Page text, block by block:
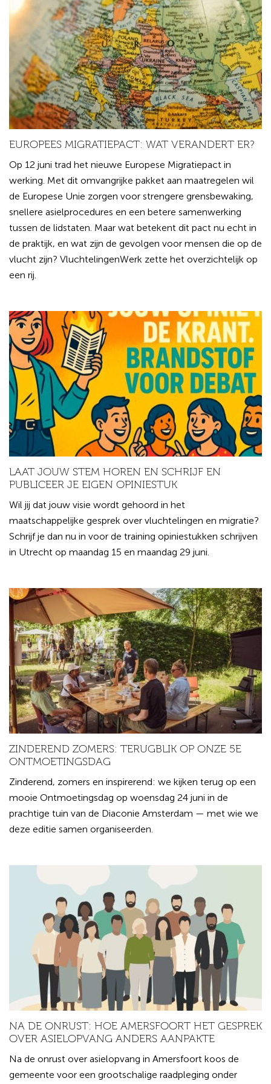
EUROPEES MIGRATIEPACT: WAT VERANDERT ER?
Op 12 juni trad het nieuwe Europese Migratiepact in
werking. Met dit omvangrijke pakket aan maatregelen wil
de Europese Unie zorgen voor strengere grensbewaking,
snellere asielprocedures en een betere samenwerking
tussen de lidstaten. Maar wat betekent dit pact nu echt in
de praktijk, en wat zijn de gevolgen voor mensen die op de
vlucht zijn? VluchtelingenWerk zette het overzichtelijk op
een rij.
LAAT JOUW STEM HOREN EN SCHRIJF EN
PUBLICEER JE EIGEN OPINIESTUK
Wil jij dat jouw visie wordt gehoord in het
maatschappelijke gesprek over vluchtelingen en migratie?
Schrijf je dan nu in voor de training opiniestukken schrijven
in Utrecht op maandag 15 en maandag 29 juni.
ZINDEREND ZOMERS: TERUGBLIK OP ONZE 5E
ONTMOETINGSDAG
Zinderend, zomers en inspirerend: we kijken terug op een
mooie Ontmoetingsdag op woensdag 24 juni in de
prachtige tuin van de Diaconie Amsterdam — met wie we
deze editie samen organiseerden.
NA DE ONRUST: HOE AMERSFOORT HET GESPREK
OVER ASIELOPVANG ANDERS AANPAKTE
Na de onrust over asielopvang in Amersfoort koos de
gemeente voor een grootschalige raadpleging onder